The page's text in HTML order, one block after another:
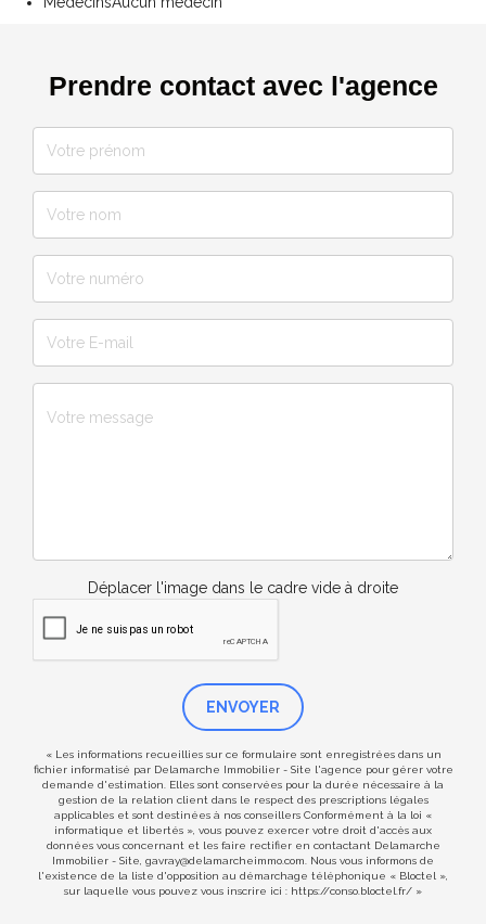
Prendre contact avec l'agence
Déplacer l'image dans le cadre vide à droite
ENVOYER
« Les informations recueillies sur ce formulaire sont enregistrées dans un
fichier informatisé par Delamarche Immobilier - Site l'agence pour gérer votre
demande d'estimation. Elles sont conservées pour la durée nécessaire à la
gestion de la relation client dans le respect des prescriptions légales
applicables et sont destinées à nos conseillers Conformément à la loi «
informatique et libertés », vous pouvez exercer votre droit d'accès aux
données vous concernant et les faire rectifier en contactant Delamarche
Immobilier - Site, gavray@delamarcheimmo.com. Nous vous informons de
l'existence de la liste d'opposition au démarchage téléphonique « Bloctel »,
sur laquelle vous pouvez vous inscrire ici : https://conso.bloctel.fr/ »